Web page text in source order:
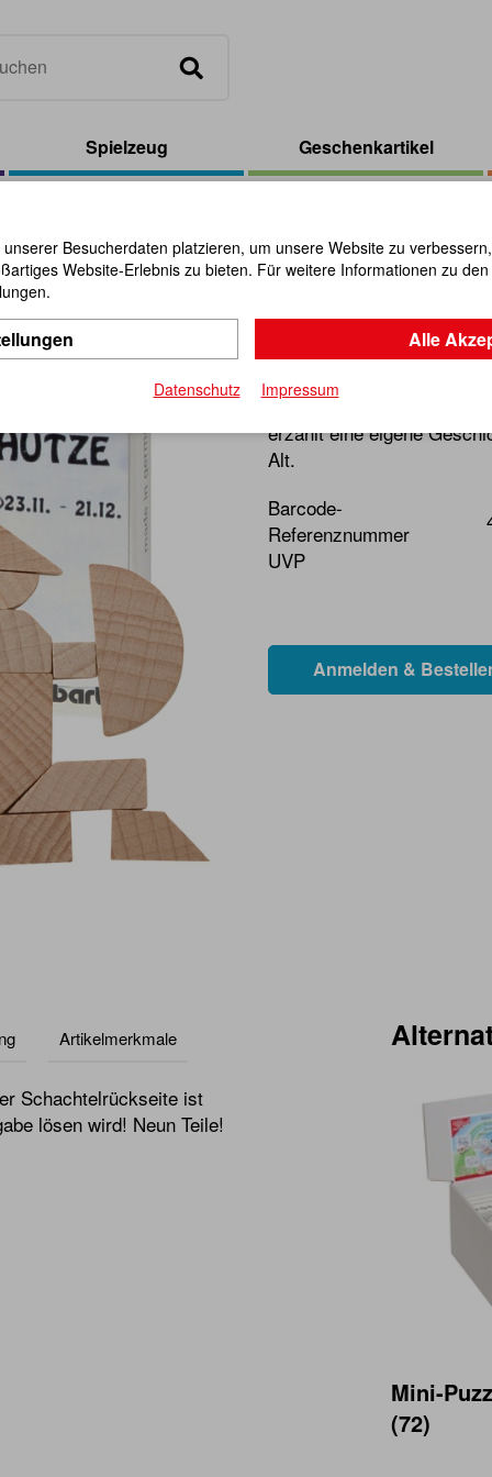
Spielzeug Geschenkartikel
Mini-
Artikel-Nr.:102662
Diese kleinen Puzzles
erzählt eine eigene
Alt.
Barcode-
Referenznummer
UVP
Artikelmerkmale
Schachtelrückseite ist
lösen wird! Neun Teile!
Mini-
(72)
Besucherdaten platzieren, um unsere Website zu
Website-Erlebnis zu bieten. Für weitere Informationen zu
Alle
Datenschutz Impressum